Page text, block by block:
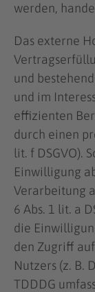
werden,
Das externe
und
und im
effizienten
durch einen
lit. f DSGVO).
Einwilligung
Verarbeitung
6 Abs. 1 lit. a
die
den Zugriff
Nutzers (z. B.
TDDDG